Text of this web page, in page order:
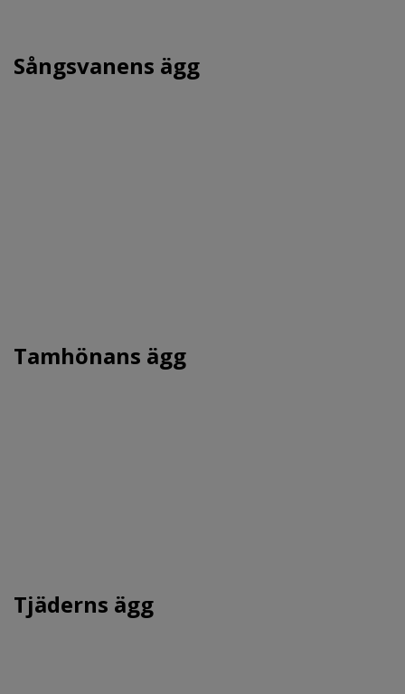
Sångsvanens ägg
Tamhönans ägg
Tjäderns ägg